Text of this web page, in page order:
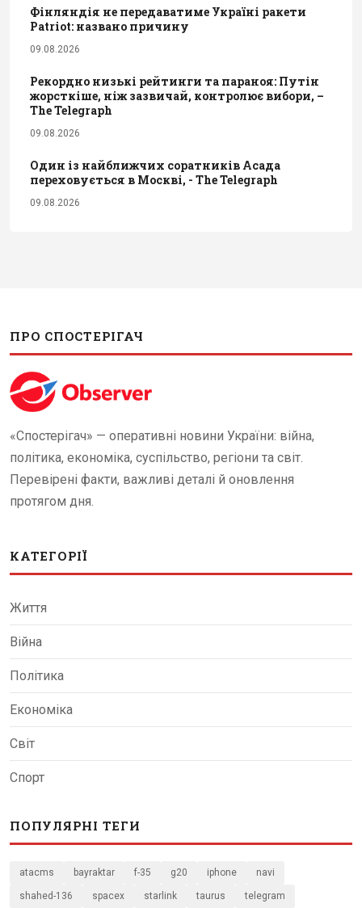
Фінляндія не передаватиме Україні ракети
Patriot: названо причину
09.08.2026
Рекордно низькі рейтинги та параноя: Путін
жорсткіше, ніж зазвичай, контролює вибори, –
The Telegraph
09.08.2026
Один із найближчих соратників Асада
переховується в Москві, - The Telegraph
09.08.2026
ПРО СПОСТЕРІГАЧ
«Спостерігач» — оперативні новини України: війна,
політика, економіка, суспільство, регіони та світ.
Перевірені факти, важливі деталі й оновлення
протягом дня.
КАТЕГОРІЇ
Життя
Війна
Політика
Економіка
Світ
Спорт
ПОПУЛЯРНІ ТЕГИ
atacms bayraktar f-35 g20 iphone navi
shahed-136 spacex starlink taurus telegram